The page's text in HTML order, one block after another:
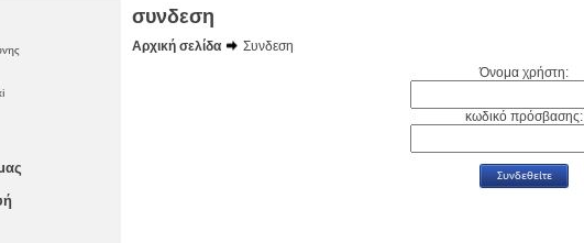
συνδεση
Αρχική σελίδα
Συνδεση
Όνομα χρήστη:
κωδικό πρόσβασης: